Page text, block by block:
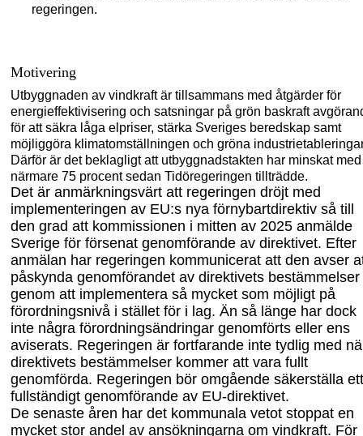
regeringen.
Motivering
Utbyggnaden av vindkraft är tillsammans med åtgärder för
energieffektivisering och satsningar på grön baskraft
för att säkra låga elpriser, stärka Sveriges beredskap samt
möjliggöra klimatomställningen och gröna
Därför är det beklagligt att utbyggnadstakten har minskat med
närmare 75 procent sedan Tidöregeringen tillträdde.
Det är anmärkningsvärt att regeringen dröjt med
implementeringen av EU:s nya förnybartdirektiv så till
den grad att kommissionen i mitten av 2025 anmälde
Sverige för försenat genomförande av direktivet. Efter
anmälan har regeringen kommunicerat att den avser
påskynda genomförandet av direktivets bestämmelser
genom att implementera så mycket som möjligt på
förordningsnivå i stället för i lag. Än så länge har dock
inte några förordningsändringar genomförts eller ens
aviserats. Regeringen är fortfarande inte tydlig med
direktivets bestämmelser kommer att vara fullt
genomförda. Regeringen bör omgående säkerställa ett
fullständigt genomförande av EU-direktivet.
De senaste åren har det kommunala vetot stoppat en
mycket stor andel av ansökningarna om vindkraft. För